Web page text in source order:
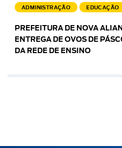
ADMINISTRAÇÃO EDUCAÇÃO
PREFEITURA DE NOVA
ENTREGA DE OVOS DE
DA REDE DE ENSINO